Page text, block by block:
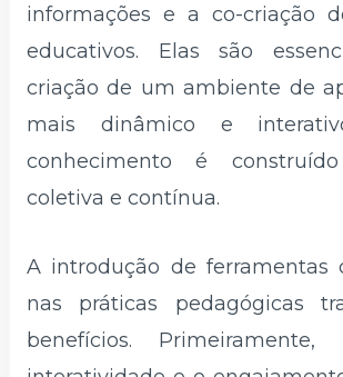
informações e a co-criação
educativos. Elas são
criação de um ambiente de
mais dinâmico e
conhecimento é
coletiva e contínua.
A introdução de ferramentas
nas práticas pedagógicas
benefícios.